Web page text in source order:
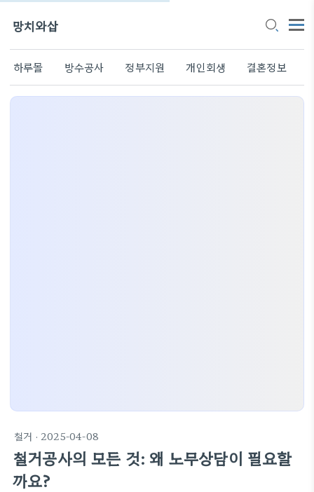
망치와삽
하루몰 방수공사 정부지원 개인회생 결혼정보
철거 · 2025-04-08
철거공사의 모든 것: 왜 노무상담이 필요할
까요?